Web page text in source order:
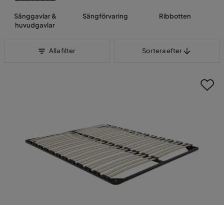
Sänggavlar &
huvudgavlar
Sängförvaring Ribbotten
Alla filter Sortera efter